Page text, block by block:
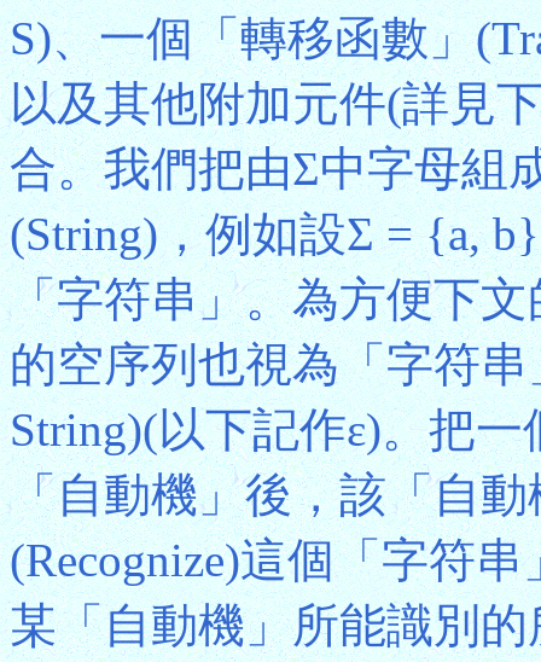
S)、一個「轉移函數」
以及其他附加元件(詳見
合。我們把由Σ中字母組
(String)，例如設Σ = {a,
「字符串」。為方便下
的空序列也視為「字符
String)(以下記作ε)。把
「自動機」後，該「自
(Recognize)這個「字符
某「自動機」所能識別